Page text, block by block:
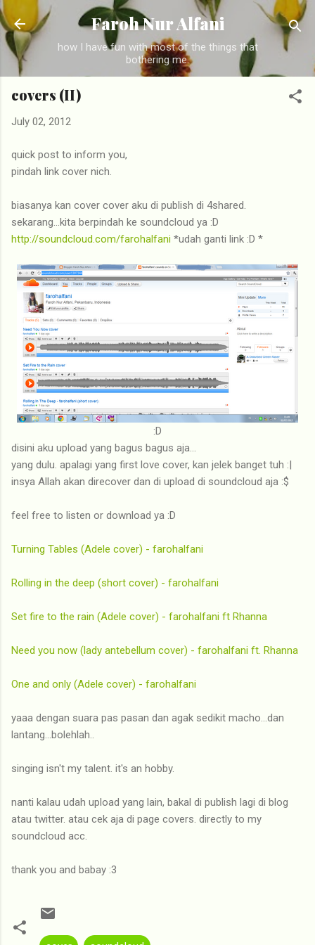
Skip to main content
Faroh Nur Alfani
how I have fun with most of the things that
bothering me.
covers (II)
July 02, 2012
quick post to inform you,
pindah link cover nich.
biasanya kan cover cover aku di publish di 4shared.
sekarang...kita berpindah ke soundcloud ya :D
http://soundcloud.com/farohalfani *udah ganti link :D *
:D
disini aku upload yang bagus bagus aja...
yang dulu. apalagi yang first love cover, kan jelek banget tuh :|
insya Allah akan direcover dan di upload di soundcloud aja :$
feel free to listen or download ya :D
Turning Tables (Adele cover) - farohalfani
Rolling in the deep (short cover) - farohalfani
Set fire to the rain (Adele cover) - farohalfani ft Rhanna
Need you now (lady antebellum cover) - farohalfani ft. Rhanna
One and only (Adele cover) - farohalfani
yaaa dengan suara pas pasan dan agak sedikit macho...dan
lantang...bolehlah..
singing isn't my talent. it's an hobby.
nanti kalau udah upload yang lain, bakal di publish lagi di blog
atau twitter. atau cek aja di page covers. directly to my
soundcloud acc.
thank you and babay :3